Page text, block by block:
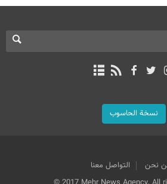
نسخة الحاسوب
نحن
التواصل معنا